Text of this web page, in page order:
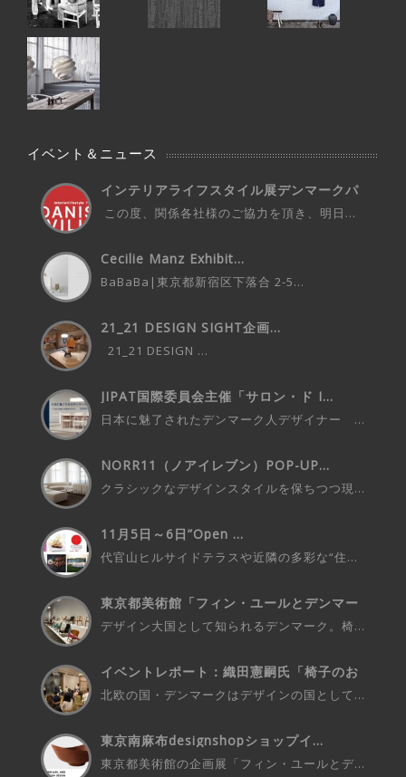
イベント＆ニュース
インテリアライフスタイル展デンマークパ
この度、関係各社様のご協力を頂き、明日...
Cecilie Manz Exhibit...
BaBaBa|東京都新宿区下落合 2-5...
21_21 DESIGN SIGHT企画...
21_21 DESIGN ...
JIPAT国際委員会主催「サロン・ド I...
日本に魅了されたデンマーク人デザイナー ...
NORR11（ノアイレブン）POP-UP...
クラシックなデザインスタイルを保ちつつ現...
11月5日～6日”Open ...
代官山ヒルサイドテラスや近隣の多彩な“住...
東京都美術館「フィン・ユールとデンマー
デザイン大国として知られるデンマーク。椅...
イベントレポート：織田憲嗣氏「椅子のお
話...
北欧の国・デンマークはデザインの国として...
東京南麻布designshopショップイ...
東京都美術館の企画展「フィン・ユールとデ...